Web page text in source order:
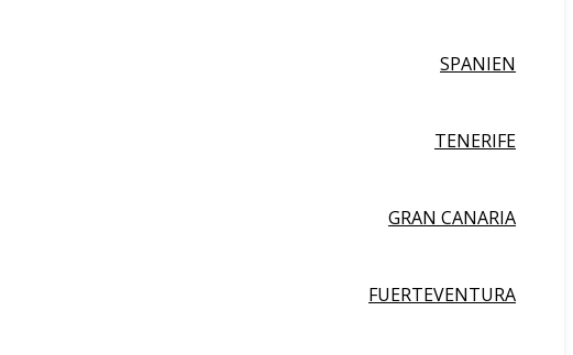
SPANIEN
TENERIFE
GRAN CANARIA
FUERTEVENTURA